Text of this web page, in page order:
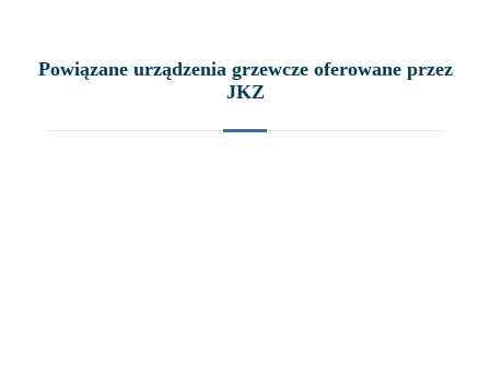
Powiązane urządzenia grzewcze oferowane przez
JKZ